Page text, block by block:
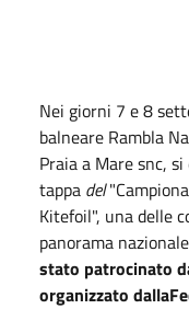
Nei giorni 7 e 8
balneare Rambla
Praia a Mare snc,
tappa del
Kitefoil", una delle
panorama
stato patrocinato
organizzato